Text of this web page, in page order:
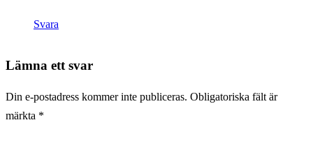
Svara
Lämna ett svar
Din e-postadress kommer inte publiceras. Obligatoriska fält är
märkta *